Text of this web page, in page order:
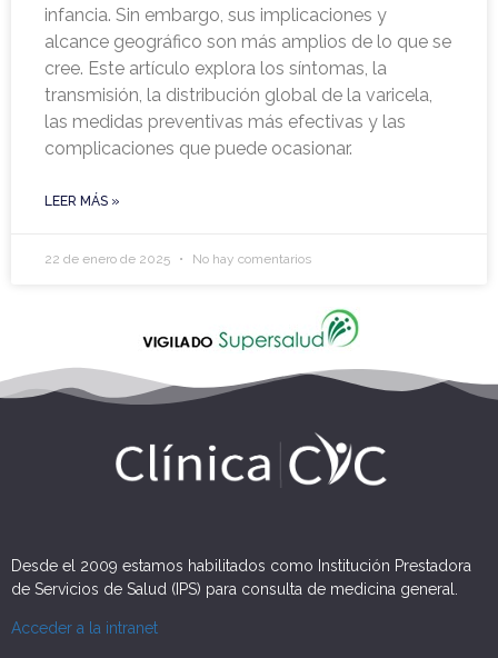
infancia. Sin embargo, sus implicaciones y
alcance geográfico son más amplios de lo que se
cree. Este artículo explora los síntomas, la
transmisión, la distribución global de la varicela,
las medidas preventivas más efectivas y las
complicaciones que puede ocasionar.
LEER MÁS »
22 de enero de 2025 No hay comentarios
Desde el 2009 estamos habilitados como Institución Prestadora
de Servicios de Salud (IPS) para consulta de medicina general.
Acceder a la intranet